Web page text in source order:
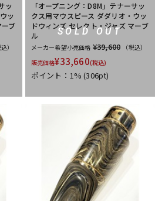
ッ
ッ
ブ
）
SOLD OUT
「オープニング：D8M」テナーサッ
クス用マウスピース ダダリオ・ウッ
ドウィンズ セレクト・ジャズ マーブ
ル
メーカー希望小売価格 ¥39,600
（税込）
販売価格¥33,660(税込)
ポイント：1%(306pt)